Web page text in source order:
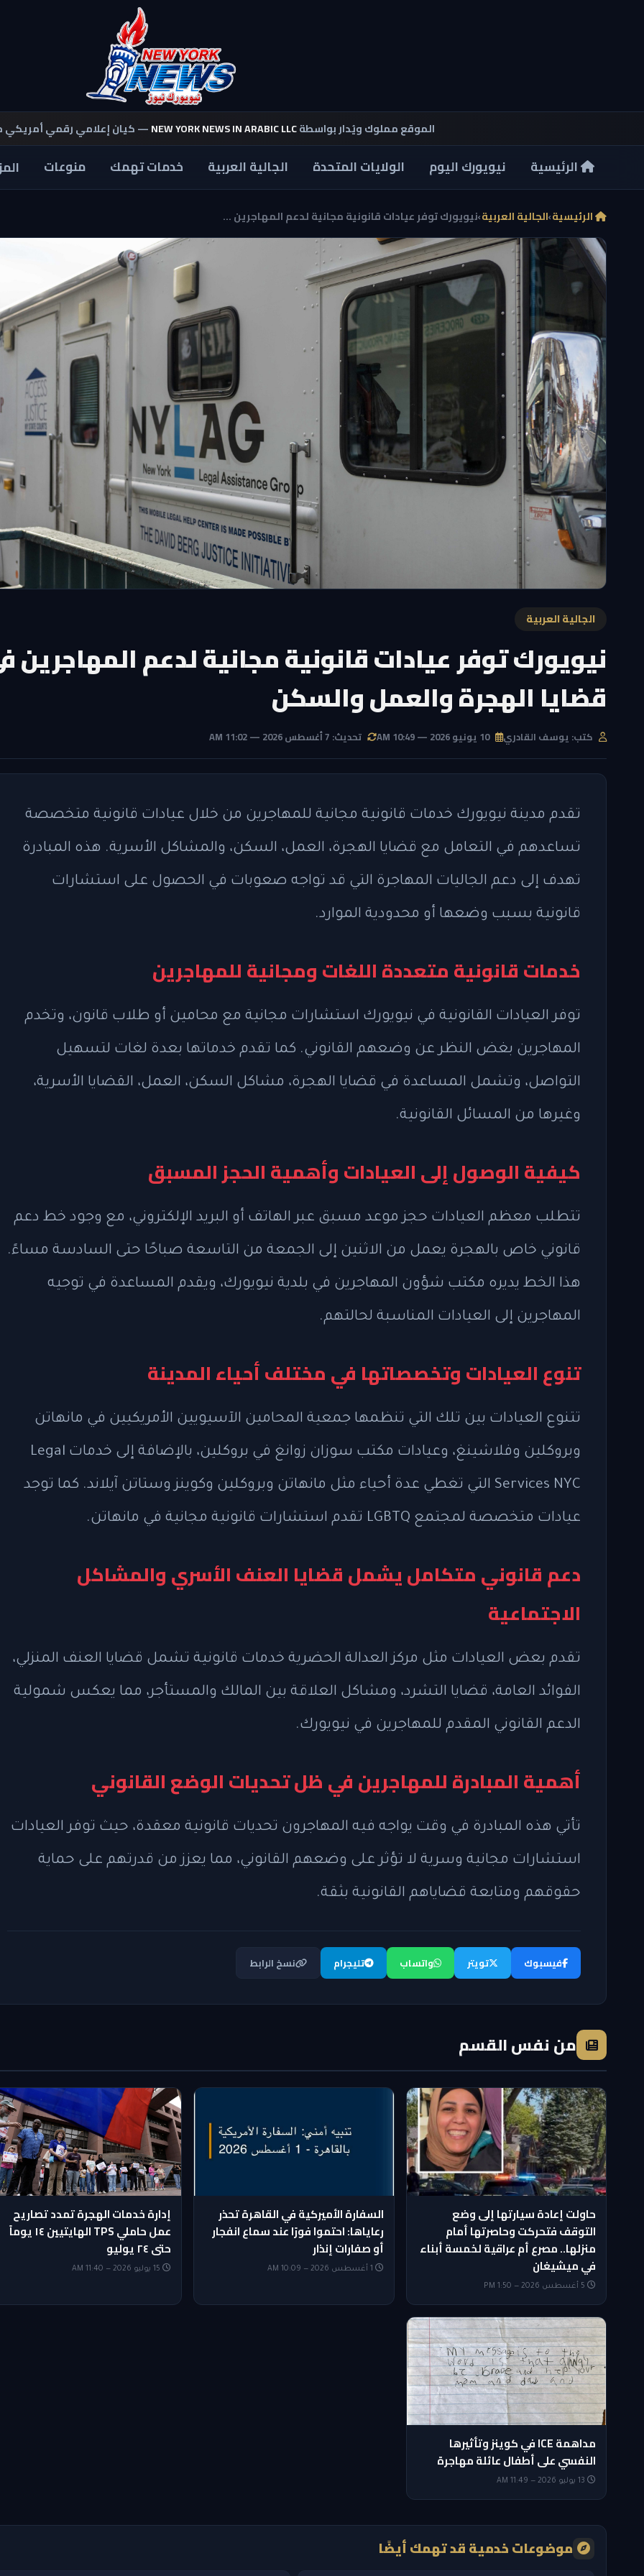
الموقع مملوك ويُدار بواسطةNEW YORK NEWS IN ARABIC LLC— كيان إعلامي رقمي
الرئيسية نيويورك اليوم الولايات المتحدة الجالية العربية خدمات تهمك منوعات
الرئيسية›الجالية العربية›نيويورك توفر عيادات قانونية مجانية لدعم المهاجرين ...
الجالية العربية
نيويورك توفر عيادات قانونية مجانية لدعم المهاجرين
قضايا الهجرة والعمل والسكن
كتب: يوسف القادري 10 يونيو 2026 — 10:49 AM تحديث: 7 أغسطس 2026 — 11:02 AM
تقدم مدينة نيويورك خدمات قانونية مجانية للمهاجرين من خلال عيادات قانونية متخصصة
تساعدهم في التعامل مع قضايا الهجرة، العمل، السكن، والمشاكل الأسرية. هذه المبادرة
تهدف إلى دعم الجاليات المهاجرة التي قد تواجه صعوبات في الحصول على استشارات
قانونية بسبب وضعها أو محدودية الموارد.
خدمات قانونية متعددة اللغات ومجانية للمهاجرين
توفر العيادات القانونية في نيويورك استشارات مجانية مع محامين أو طلاب قانون، وتخدم
المهاجرين بغض النظر عن وضعهم القانوني. كما تقدم خدماتها بعدة لغات لتسهيل
التواصل، وتشمل المساعدة في قضايا الهجرة، مشاكل السكن، العمل، القضايا الأسرية،
وغيرها من المسائل القانونية.
كيفية الوصول إلى العيادات وأهمية الحجز المسبق
تتطلب معظم العيادات حجز موعد مسبق عبر الهاتف أو البريد الإلكتروني، مع وجود خط دعم
قانوني خاص بالهجرة يعمل من الاثنين إلى الجمعة من التاسعة صباحًا حتى السادسة مساءً.
هذا الخط يديره مكتب شؤون المهاجرين في بلدية نيويورك، ويقدم المساعدة في توجيه
المهاجرين إلى العيادات المناسبة لحالتهم.
تنوع العيادات وتخصصاتها في مختلف أحياء المدينة
تتنوع العيادات بين تلك التي تنظمها جمعية المحامين الآسيويين الأمريكيين في مانهاتن
وبروكلين وفلاشينغ، وعيادات مكتب سوزان زوانغ في بروكلين، بالإضافة إلى خدمات Legal
Services NYC التي تغطي عدة أحياء مثل مانهاتن وبروكلين وكوينز وستاتن آيلاند. كما توجد
عيادات متخصصة لمجتمع LGBTQ تقدم استشارات قانونية مجانية في مانهاتن.
دعم قانوني متكامل يشمل قضايا العنف الأسري والمشاكل
الاجتماعية
تقدم بعض العيادات مثل مركز العدالة الحضرية خدمات قانونية تشمل قضايا العنف المنزلي،
الفوائد العامة، قضايا التشرد، ومشاكل العلاقة بين المالك والمستأجر، مما يعكس شمولية
الدعم القانوني المقدم للمهاجرين في نيويورك.
أهمية المبادرة للمهاجرين في ظل تحديات الوضع القانوني
تأتي هذه المبادرة في وقت يواجه فيه المهاجرون تحديات قانونية معقدة، حيث توفر العيادات
استشارات مجانية وسرية لا تؤثر على وضعهم القانوني، مما يعزز من قدرتهم على حماية
حقوقهم ومتابعة قضاياهم القانونية بثقة.
فيسبوك تويتر واتساب تليجرام نسخ الرابط
من نفس القسم
حاولت إعادة سيارتها إلى وضع
التوقف فتحركت وحاصرتها أمام
منزلها.. مصرع أم عراقية لخمسة أبناء
في ميشيغان
السفارة الأميركية في القاهرة تحذر
رعاياها: احتموا فورًا عند سماع انفجار
أو صفارات إنذار
إدارة خدمات الهجرة تمدد تصاريح
عمل حاملي TPS الهايتيين ١٤ يوماً
حتى ٢٤ يوليو
15 يوليو 2026 — 11:40 AM
مداهمة ICE في كوينز وتأثيرها
النفسي على أطفال عائلة مهاجرة
موضوعات خدمية قد تهمك أيضًا